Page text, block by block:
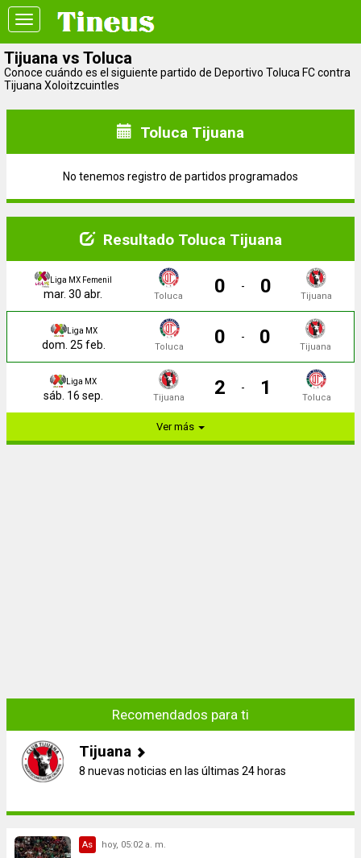
Toggle
navigation
Tijuana vs Toluca
Conoce cuándo es el siguiente partido de Deportivo Toluca FC contra
Tijuana Xoloitzcuintles
Toluca Tijuana
No tenemos registro de partidos programados
Resultado Toluca Tijuana
Liga MX Femenil
mar. 30 abr. Toluca 0 - 0 Tijuana
Liga MX
dom. 25 feb. Toluca 0 - 0 Tijuana
Liga MX
sáb. 16 sep. Tijuana 2 - 1 Toluca
Ver más
Recomendados para ti
Tijuana
8 nuevas noticias en las últimas 24 horas
As hoy, 05:02 a. m.